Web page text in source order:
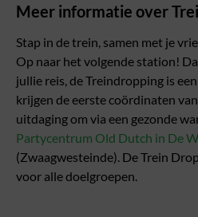
Meer informatie over
Stap in de trein, samen met je
Op naar het volgende station!
jullie reis, de Treindropping is
krijgen de eerste coördinaten
uitdaging om via een gezonde
Partycentrum Old Dutch in De
(Zwaagwesteinde). De Trein
voor alle doelgroepen.